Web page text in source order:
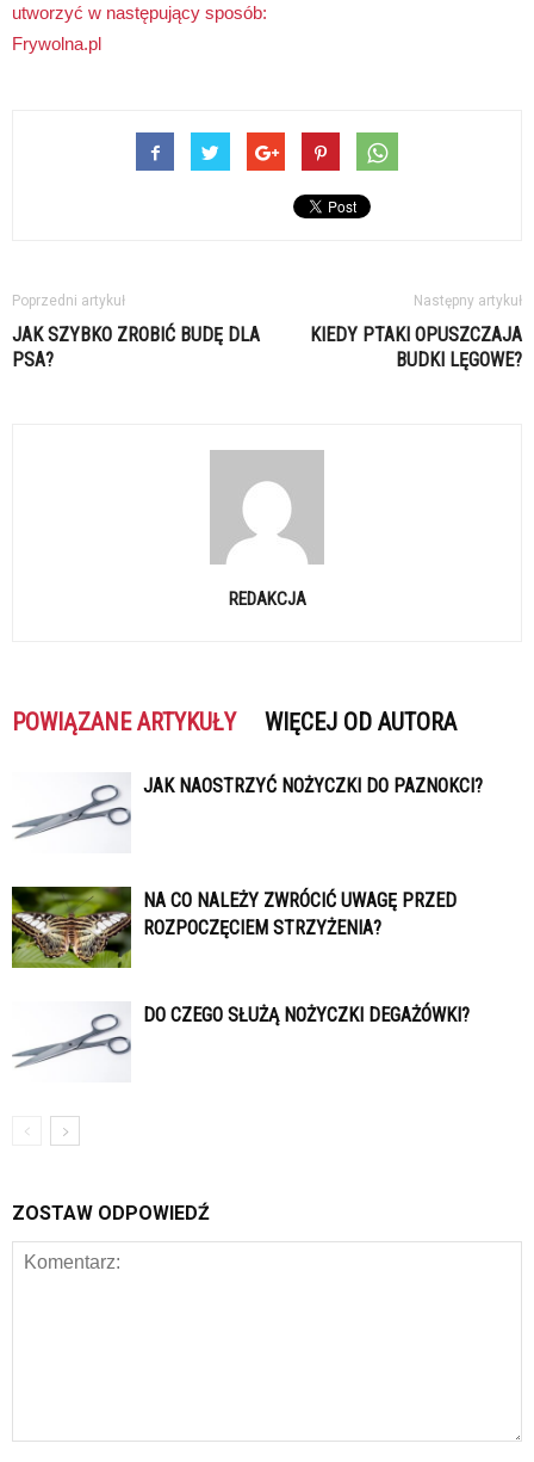
utworzyć w następujący sposób:
Frywolna.pl
Poprzedni artykuł
JAK SZYBKO ZROBIĆ BUDĘ DLA
PSA?
Następny artykuł
KIEDY PTAKI OPUSZCZAJA
BUDKI LĘGOWE?
REDAKCJA
POWIĄZANE ARTYKUŁY WIĘCEJ OD AUTORA
JAK NAOSTRZYĆ NOŻYCZKI DO PAZNOKCI?
NA CO NALEŻY ZWRÓCIĆ UWAGĘ PRZED
ROZPOCZĘCIEM STRZYŻENIA?
DO CZEGO SŁUŻĄ NOŻYCZKI DEGAŻÓWKI?
ZOSTAW ODPOWIEDŹ